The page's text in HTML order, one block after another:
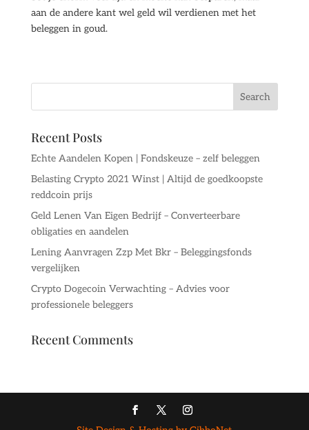
aan de andere kant wel geld wil verdienen met het
beleggen in goud.
Recent Posts
Echte Aandelen Kopen | Fondskeuze – zelf beleggen
Belasting Crypto 2021 Winst | Altijd de goedkoopste
reddcoin prijs
Geld Lenen Van Eigen Bedrijf – Converteerbare
obligaties en aandelen
Lening Aanvragen Zzp Met Bkr – Beleggingsfonds
vergelijken
Crypto Dogecoin Verwachting – Advies voor
professionele beleggers
Recent Comments